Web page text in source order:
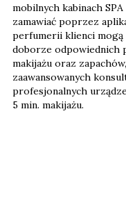
mobilnych kabinach SPA
zamawiać poprzez
perfumerii klienci mogą
doborze odpowiednich
makijażu oraz
zaawansowanych
profesjonalnych
5 min. makijażu.